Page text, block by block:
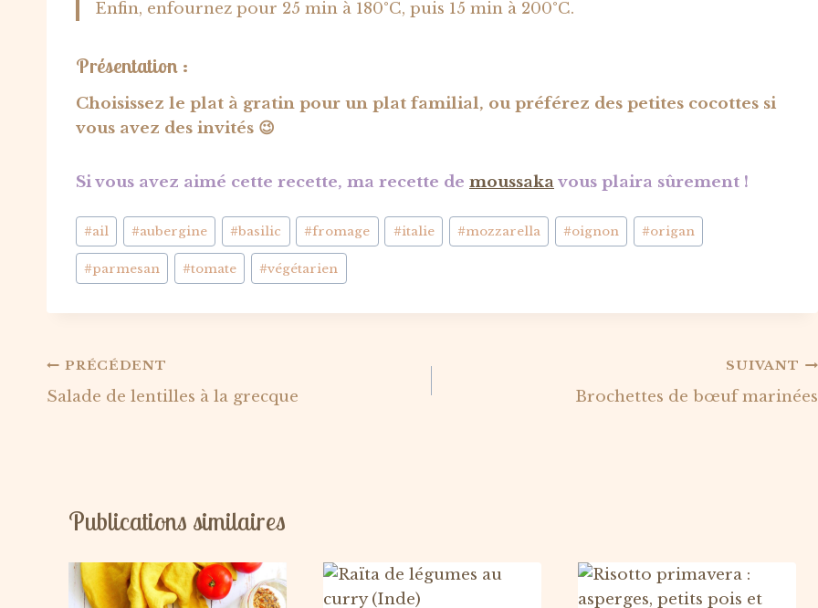
Enfin, enfournez pour 25 min à 180°C, puis 15 min à 200°C.
Présentation :
Choisissez le plat à gratin pour un plat familial, ou préférez des petites cocottes si
vous avez des invités 😉
Si vous avez aimé cette recette, ma recette de moussakavous plaira sûrement !
Étiquettes
de
la
#ail #aubergine #basilic #fromage #italie #mozzarella #oignon #origan
#parmesan #tomate #végétarien
Navigation
de
PRÉCÉDENT
Salade de lentilles à la grecque
SUIVANT
Brochettes de bœuf marinées
Publications similaires